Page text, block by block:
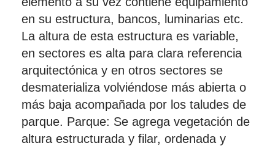
en su estructura, bancos, luminarias etc.
La altura de esta estructura es variable,
en sectores es alta para clara referencia
arquitectónica y en otros sectores se
desmaterializa volviéndose más abierta o
más baja acompañada por los taludes de
parque. Parque: Se agrega vegetación de
altura estructurada y filar, ordenada y